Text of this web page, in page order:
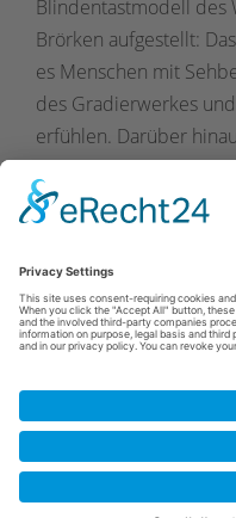
Blindentastmodell des
Brörken aufgestellt:
es Menschen mit
des Gradierwerkes
erfühlen. Darüber
Besuchenden des
Führungen im Kurpark
Gradierwerk und Börde